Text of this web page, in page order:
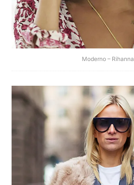
Moderno – Rihanna